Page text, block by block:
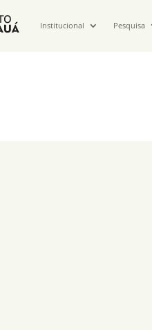
Institucional Pesquisa